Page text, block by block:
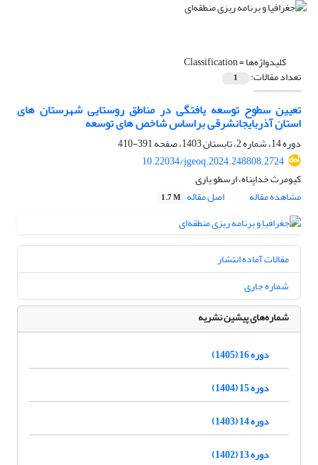
کلیدواژه‌ها =Classification
تعداد مقالات: 1
تعیین سطوح توسعه یافتگی در مناطق روستایی شهرستان های
استان آذربایجانشرقی براساس شاخص های توسعه
دوره 14، شماره 2، تابستان 1403، صفحه
391-410
10.22034/jgeoq.2024.248808.2724
کیومرث خداپناه، ارسطو یاری
مشاهده مقاله
اصل مقاله 1.7 M
مقالات آماده انتشار
شماره جاری
شماره‌های پیشین نشریه
دوره 16 (1405)
دوره 15 (1404)
دوره 14 (1403)
دوره 13 (1402)